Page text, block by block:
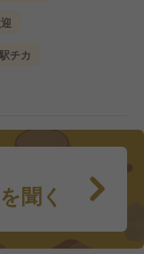
駅チカ
聞く